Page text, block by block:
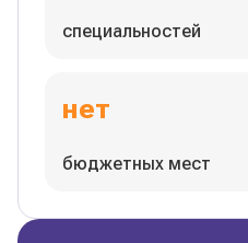
специальностей
нет
бюджетных мест